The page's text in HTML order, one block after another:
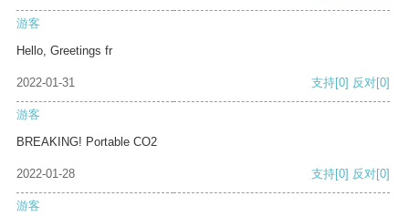
游客
Hello, Greetings fr
2022-01-31 支持[0] 反对[0]
游客
BREAKING! Portable CO2
2022-01-28 支持[0] 反对[0]
游客